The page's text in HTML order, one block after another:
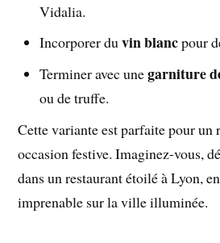
Vidalia.
Incorporer duvin blancpour
Terminer avec unegarniture
ou de truffe.
Cette variante est parfaite pour un
occasion festive. Imaginez-vous,
dans un restaurant étoilé à Lyon,
imprenable sur la ville illuminée.